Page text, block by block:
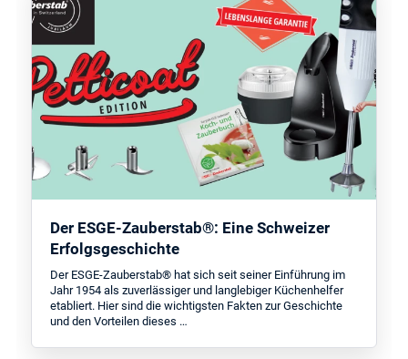
Der ESGE-Zauberstab®: Eine Schweizer
Erfolgsgeschichte
Der ESGE-Zauberstab® hat sich seit seiner Einführung im
Jahr 1954 als zuverlässiger und langlebiger Küchenhelfer
etabliert. Hier sind die wichtigsten Fakten zur Geschichte
und den Vorteilen dieses …